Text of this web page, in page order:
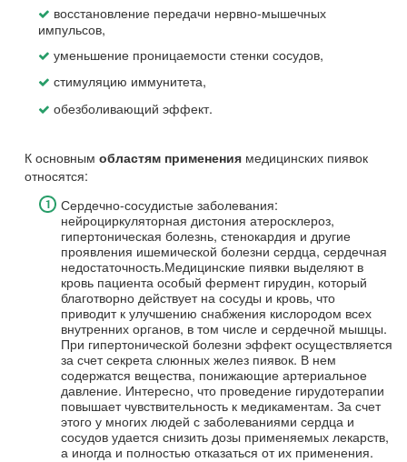
восстановление передачи нервно-мышечных
импульсов,
уменьшение проницаемости стенки сосудов,
стимуляцию иммунитета,
обезболивающий эффект.
К основным областям применения медицинских пиявок
относятся:
Сердечно-сосудистые заболевания:
нейроциркуляторная дистония атеросклероз,
гипертоническая болезнь, стенокардия и другие
проявления ишемической болезни сердца, сердечная
недостаточность.Медицинские пиявки выделяют в
кровь пациента особый фермент гирудин, который
благотворно действует на сосуды и кровь, что
приводит к улучшению снабжения кислородом всех
внутренних органов, в том числе и сердечной мышцы.
При гипертонической болезни эффект осуществляется
за счет секрета слюнных желез пиявок. В нем
содержатся вещества, понижающие артериальное
давление. Интересно, что проведение гирудотерапии
повышает чувствительность к медикаментам. За счет
этого у многих людей с заболеваниями сердца и
сосудов удается снизить дозы применяемых лекарств,
а иногда и полностью отказаться от их применения.